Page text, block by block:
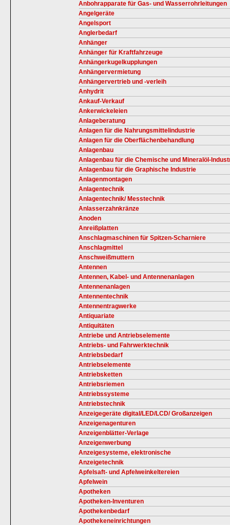
Anbohrapparate für Gas- und Wasserrohrleitungen
Angelgeräte
Angelsport
Anglerbedarf
Anhänger
Anhänger für Kraftfahrzeuge
Anhängerkugelkupplungen
Anhängervermietung
Anhängervertrieb und -verleih
Anhydrit
Ankauf-Verkauf
Ankerwickeleien
Anlageberatung
Anlagen für die Nahrungsmittelindustrie
Anlagen für die Oberflächenbehandlung
Anlagenbau
Anlagenbau für die Chemische und Mineralöl-
Anlagenbau für die Graphische Industrie
Anlagenmontagen
Anlagentechnik
Anlagentechnik/ Messtechnik
Anlasserzahnkränze
Anoden
Anreißplatten
Anschlagmaschinen für Spitzen-Scharniere
Anschlagmittel
Anschweißmuttern
Antennen
Antennen, Kabel- und Antennenanlagen
Antennenanlagen
Antennentechnik
Antennentragwerke
Antiquariate
Antiquitäten
Antriebe und Antriebselemente
Antriebs- und Fahrwerktechnik
Antriebsbedarf
Antriebselemente
Antriebsketten
Antriebsriemen
Antriebssysteme
Antriebstechnik
Anzeigegeräte digital/LED/LCD/ Großanzeigen
Anzeigenagenturen
Anzeigenblätter-Verlage
Anzeigenwerbung
Anzeigesysteme, elektronische
Anzeigetechnik
Apfelsaft- und Apfelweinkeltereien
Apfelwein
Apotheken
Apotheken-Inventuren
Apothekenbedarf
Apothekeneinrichtungen